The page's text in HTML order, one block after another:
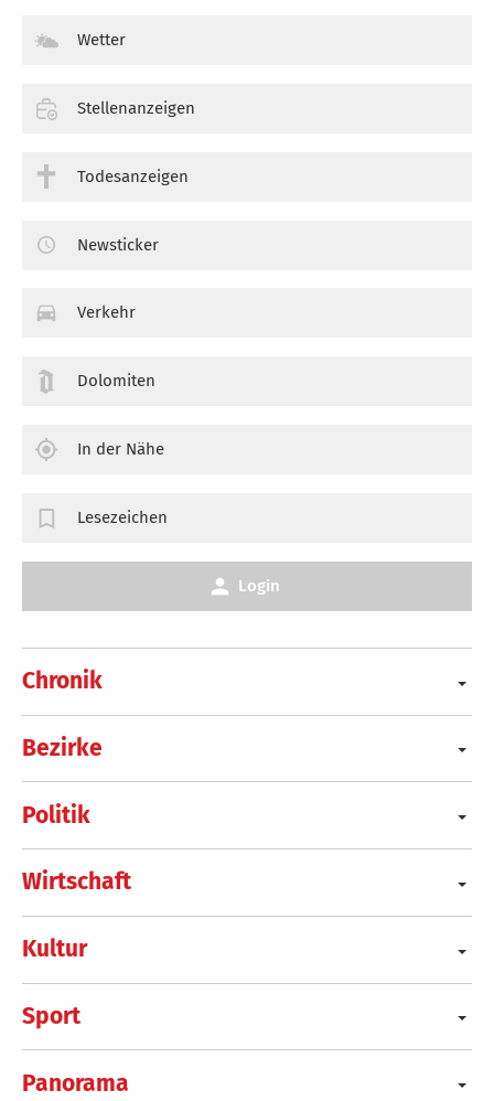
Chronik
Bezirke
Politik
Wirtschaft
Kultur
Sport
Panorama
Wetter
Stellenanzeigen
Todesanzeigen
Newsticker
Verkehr
Dolomiten
In der Nähe
Lesezeichen
Login